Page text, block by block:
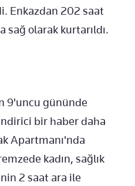
Enkazdan 202 saat
sağ olarak kurtarıldı.
9'uncu gününde
bir haber daha
Apartmanı'nda
kadın, sağlık
2 saat ara ile